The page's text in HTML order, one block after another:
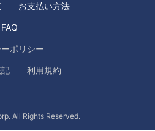
お支払い方法
FAQ
ポリシー
利用規約
All Rights Reserved.